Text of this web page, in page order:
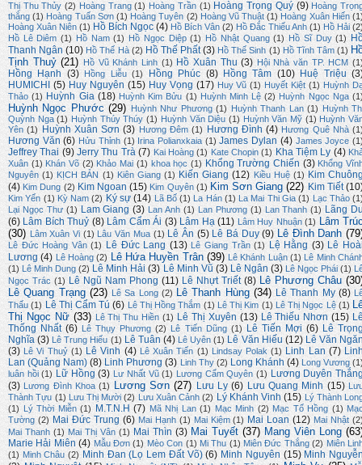
Thị Thu Thủy (2) Hoàng Trang (1) Hoàng Trần (1) Hoàng Trọng Quý (9) Hoàng
thắng (1) Hoàng Tuấn Sơn (1) Hoàng Tuyên (2) Hoàng Vũ Thuật (1) Hoàng Xuân Hiến
Hoàng Xuân Niên (1) Hồ Bích Ngọc (4) Hồ Bích Vân (2) Hồ Đắc Thiếu Anh (1) Hồ Hải
Hồ Lê Diêm (1) Hồ Nam (1) Hồ Ngọc Diệp (1) Hồ Nhật Quang (1) Hồ Sĩ Duy (1)
Thanh Ngân (10) Hồ Thế Hà (2) Hồ Thế Phất (3) Hồ Thế Sinh (1) Hồ Tĩnh Tâm (1)
Tịnh Thuỷ (21) Hồ Vũ Khánh Linh (1) Hồ Xuân Thu (3) Hội Nhà văn TP. HCM
Hồng Hạnh (3) Hồng Liễu (1) Hồng Phúc (8) Hồng Tâm (10) Huệ Triệu
HUMICHI
(5) Huy Nguyên (15) Huy Vọng (17) Huy Vũ (1) Huyết Kiệt (1) Huỳnh
Thảo (1) Huỳnh Gia (18) Huỳnh Kim Bửu (1) Huỳnh Minh Lệ (2) Huỳnh Ngọc Nga
Huỳnh Ngọc Phước (29) Huỳnh Như Phương (1) Huỳnh Thanh Lan (1)
Huỳnh
Quỳnh Nga (1) Huỳnh Thúy Thúy (1) Huỳnh Văn Diệu (1) Huỳnh Văn Mỹ (1) Huỳnh
Yên (1) Huỳnh Xuân Sơn (3) Hương Đêm (1) Hương Đình (4) Hương Quê Nhà
Hương Văn (6) Hửu Thỉnh (1) Irina Polianxkaia (1) James Dylan (4) James Joyce
Jeffrey Thai (9) Jerry Thu Trà (7) Kai Hoàng (1) Kate Chopin (1) Kha Tiệm Ly (4)
Xuân (1) Khán Võ (2) Khảo Mai (1) khoa học (1) Khổng Trường Chiến (3) Khổng
Nguyên (1) KỊCH BẢN (1) Kiên Giang (1) Kiến Giang (12) Kiều Huệ (1) Kim
(4) Kim Dung (2) Kim Ngoan (15) Kim Quyên (1) Kim Sơn Giang (22) Kim Tiết
Kim Yến (1) Kỳ Nam (2) Ký sự (14) Lã Bố (1) La Hán (1) La Mai Thi Gia (1) Lạc Thảo
Lại Ngọc Thư (1) Lam Giang (3) Lan Anh (1) Lan Phương (1) Lan Thanh (1) Lãng
(6) Lâm Bích Thuỷ (8) Lâm Cẩm Ái (3) Lâm Hạ (11) Lâm Huy Nhuận (1) Lâm
(30) Lâm Xuân Vi (1) Lâu Văn Mua (1) Lê Ân (5) Lê Bá Duy (9) Lê Đình Danh
Lê Đức Hoàng Vân (1) Lê Đức Lang (13) Lê Giang Trần (1) Lệ Hằng (3) Lê
Lương (4) Lê Hoàng (2) Lê Hứa Huyền Trân (39) Lê Khánh Luận (1) Lê Minh
(1) Lê Minh Dung (2) Lê Minh Hải (3) Lê Minh Vũ (3) Lê Ngân (3) Lê Ngọc Phái (1)
Ngọc Trác (1) Lê Ngũ Nam Phong (11) Lê Nhựt Triết (8) Lê Phương Châu
Lê Quang Trạng (23) Lê Sa Long (2) Lê Thanh Hùng (34) Lê Thanh My (8)
Thấu (1) Lê Thị Cẩm Tú (6) Lê Thị Hồng Thắm (1) Lê Thị Kim (1) Lê Thị Ngọc Lệ (1)
Thị Ngọc Nữ (33) Lê Thị Thu Hiền (1) Lê Thị Xuyên (13) Lê Thiếu Nhơn (15)
Thống Nhất (6) Lê Thụy Phương (2) Lê Tiến Dũng (1) Lê Tiến Mợi (6) Lê
Nghĩa (3) Lê Trung Hiếu (1) Lê Tuân (4) Lê Uyên (1) Lê Văn Hiếu (12) Lê Văn
(3) Lê Vi Thuỷ (1) Lê Vinh (4) Lê Xuân Tiến (1) Lindsay Polak (1) Linh Lan (7)
Lan (Quảng Nam) (8) Linh Phương (3) Linh Thy (2) Long Khánh (4) Long Vương
luân hồi (1) Lữ Hồng (3) Lư Nhất Vũ (1) Lương Cẩm Quyên (1) Lương Duyên
(3) Lương Đình Khoa (1) Lương Sơn (27) Lưu Ly (6) Lưu Quang Minh (15)
Thành Tựu (1) Lưu Thị Mười (2) Lưu Xuân Cảnh (2) Lý Khánh Vinh (15) Lý Thành
(1)
Lý Thời Miễn (1) M.T.N.H (7) Mã Nhị Lan (1) Mạc Minh (2) Mạc Tố Hồng (1)
Tường (2) Mai Đức Trung (6) Mai Hạnh (1) Mai Kiệm (1) Mai Loan (12) Mai Nhật
Mai Thanh (1) Mai Thị Vân (1) Mai Thìn (3) Mai Tuyết (37) Mang Viên Long
Marie Hải Miên (4) Mẫu Đơn (1) Mèo Con (1) Mi Thu (1) Miên Đức Thắng (2) Miên
(1) Minh Châu (2) Minh Đan (Lọ Lem Đất Võ) (6) Minh Nguyên (15) Minh